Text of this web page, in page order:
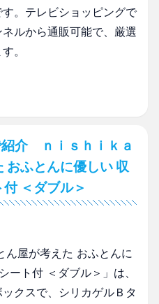
。テレビショッピングで
ルから通販可能で、厳選
。
介 ｎｉｓｈｉｋａ
おふとんに優しい 収
＜ダブル＞
ん屋が考えた おふとんに
ート付 ＜ダブル＞」は、
クスで、シリカゲルＢタ